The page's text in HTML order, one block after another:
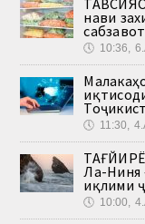
нави
🕔 10:36,
🕔 11:30,
Ла-Ниня
иқлими
🕔 10:00,